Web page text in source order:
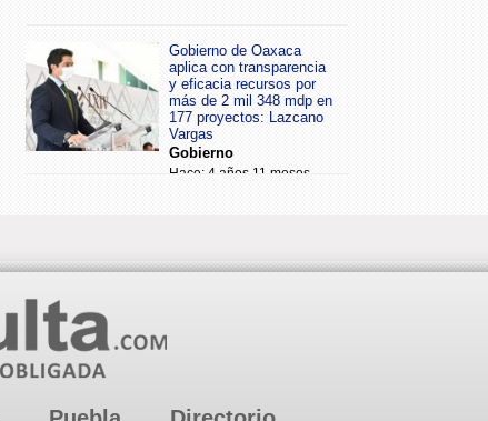
Gobierno de Oaxaca
aplica con transparencia
y eficacia recursos por
más de 2 mil 348 mdp en
177 proyectos: Lazcano
Vargas
Gobierno
Hace: 4 años 11 meses